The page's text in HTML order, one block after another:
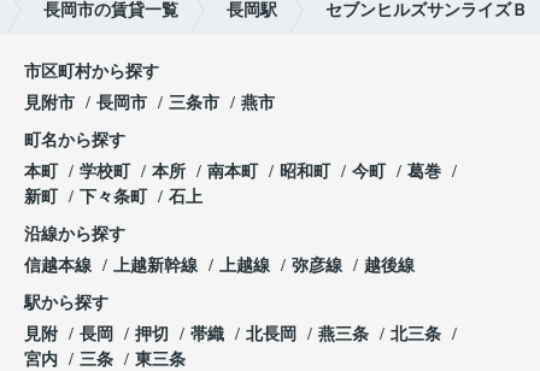
長岡市の賃貸一覧 長岡駅 セブンヒルズサンライズＢ
市区町村から探す
見附市
長岡市 三条市 燕市
町名から探す
本町
学校町 本所 南本町 昭和町 今町
葛巻
新町
下々条町 石上
沿線から探す
信越本線
上越新幹線 上越線 弥彦線 越後線
駅から探す
見附
長岡 押切 帯織 北長岡 燕三条
北三条
宮内
三条 東三条